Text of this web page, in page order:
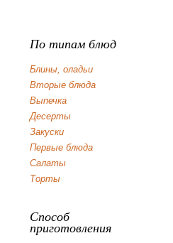
По типам блюд
Блины, оладьи
Вторые блюда
Выпечка
Десерты
Закуски
Первые блюда
Салаты
Торты
Способ
приготовления